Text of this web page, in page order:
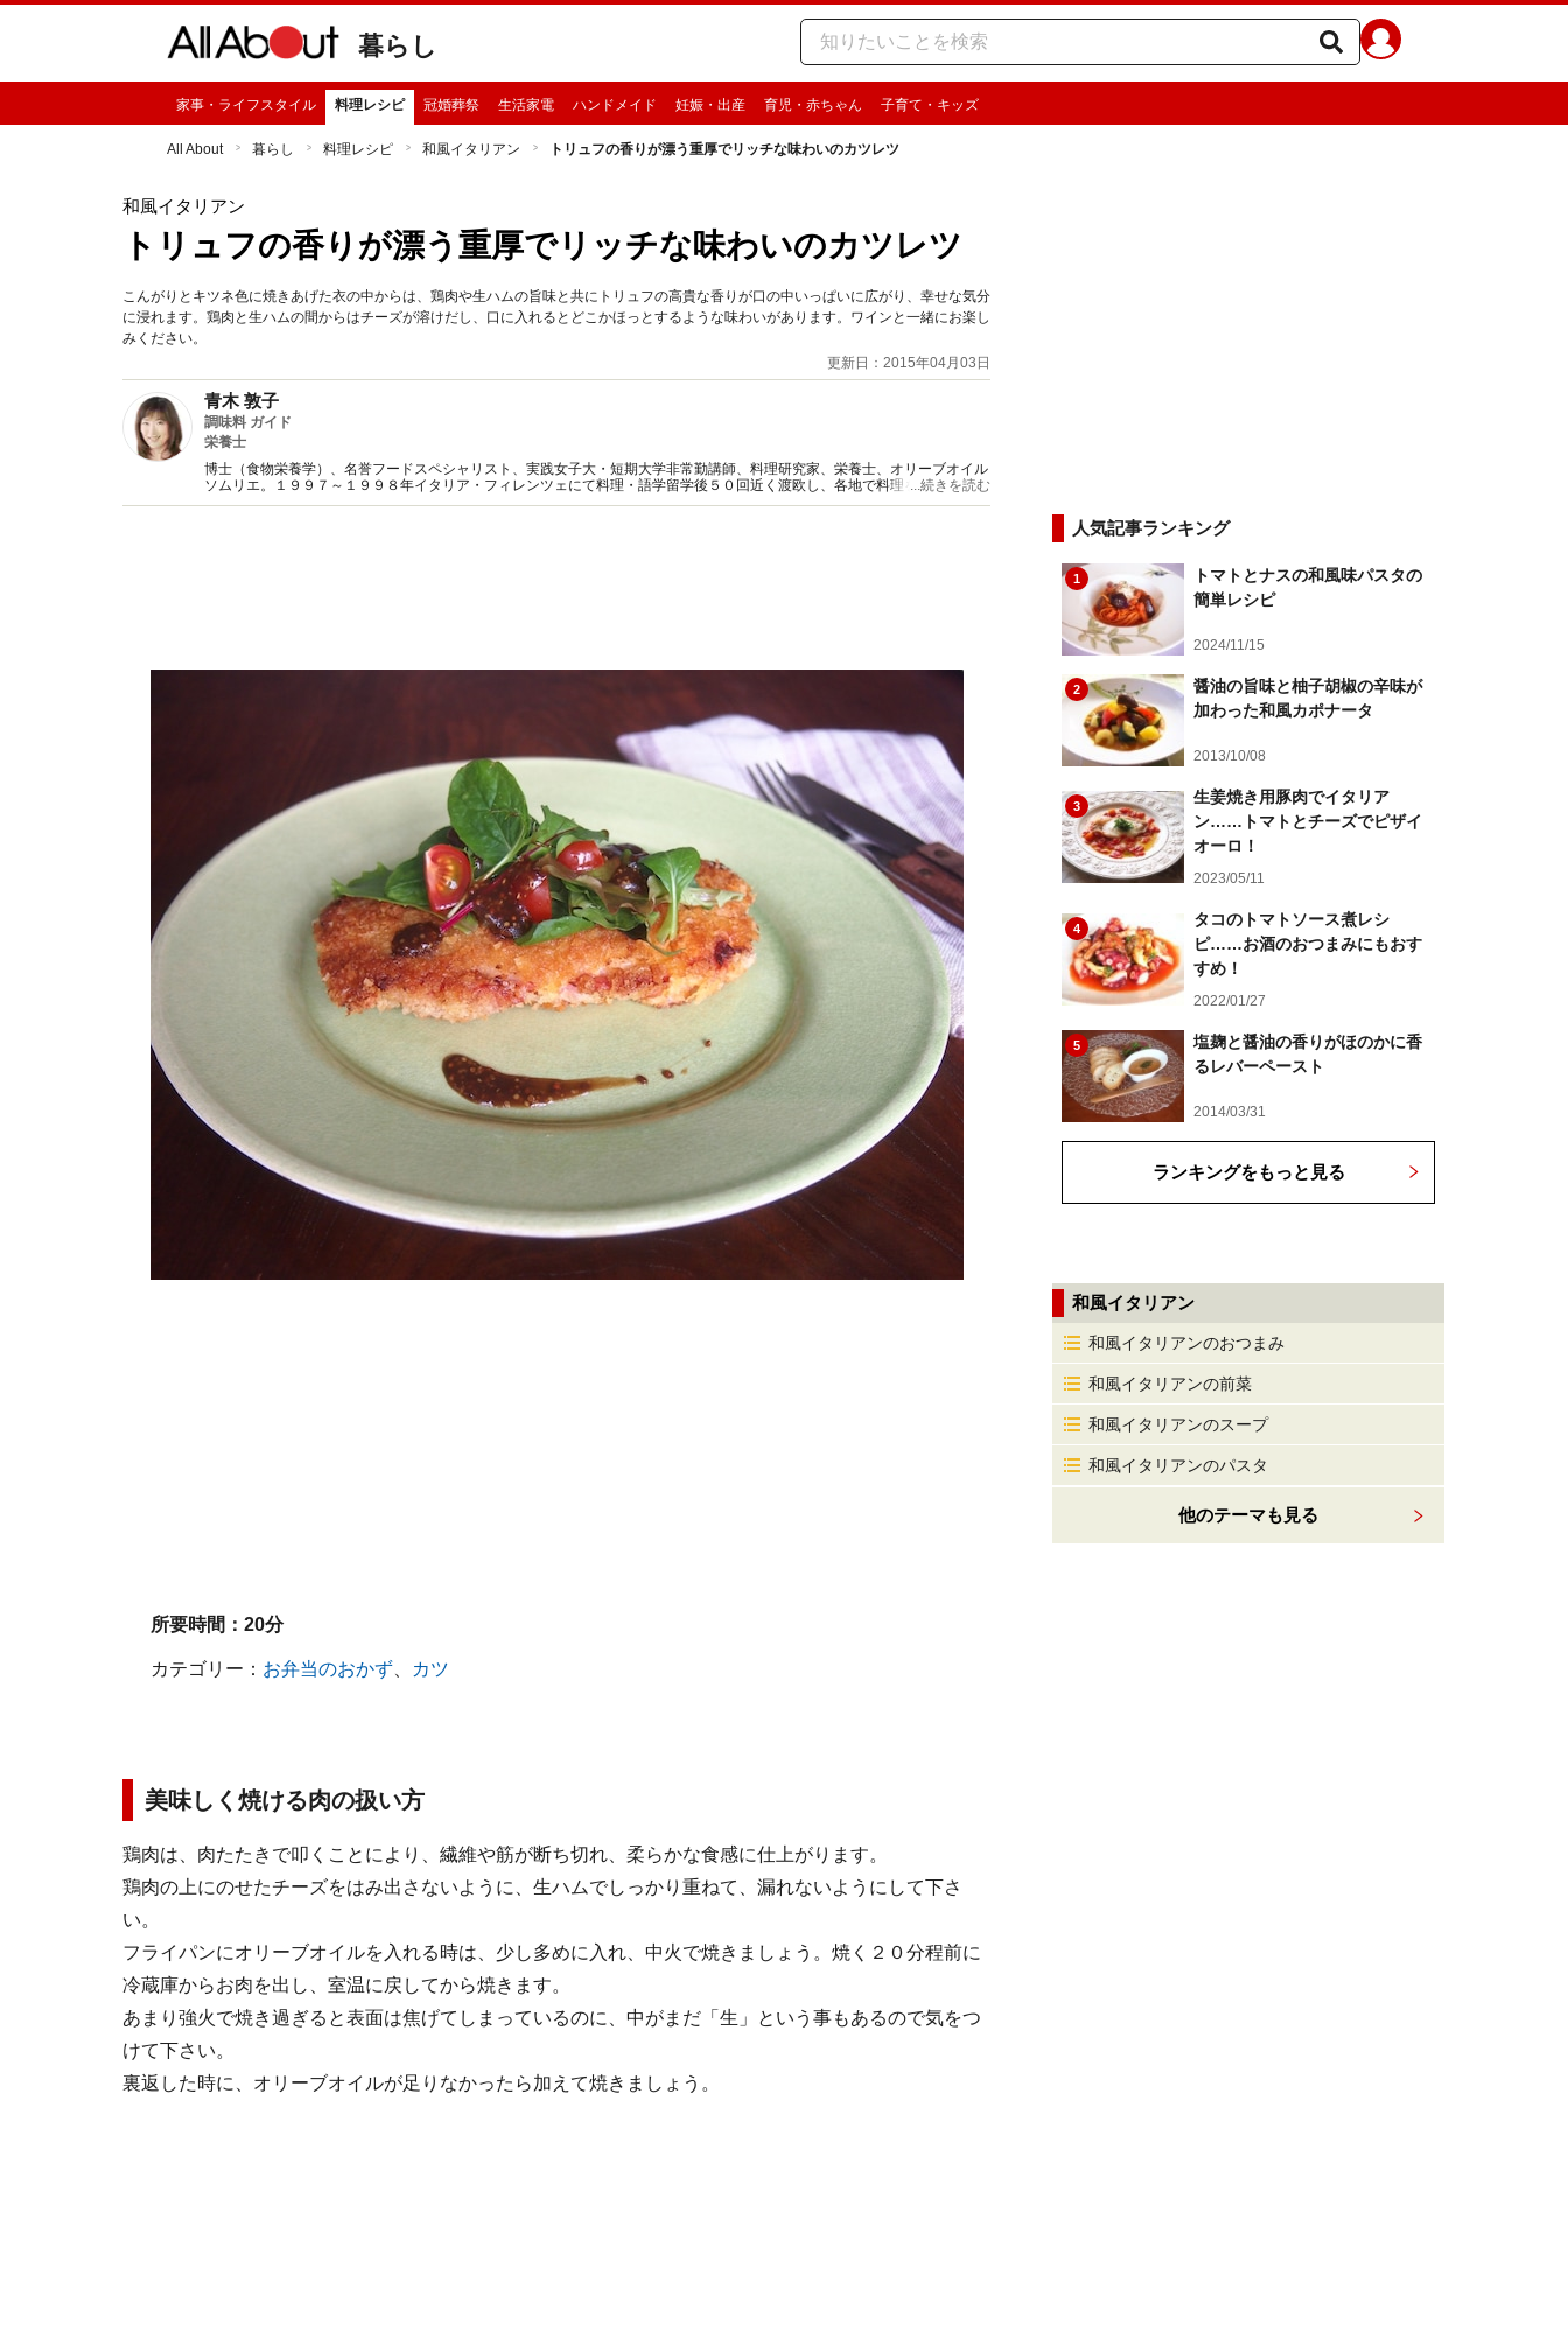
暮らし
家事・ライフスタイル 料理レシピ 冠婚葬祭 生活家電 ハンドメイド 妊娠・出産 育児・赤ちゃん 子育て・キッズ
All About 暮らし 料理レシピ 和風イタリアン トリュフの香りが漂う重厚でリッチな味わいのカツレツ
和風イタリアン
トリュフの香りが漂う重厚でリッチな味わいのカツレツ
こんがりとキツネ色に焼きあげた衣の中からは、鶏肉や生ハムの旨味と共にトリュフの高貴な香りが口の中いっぱいに広がり、幸せな気分
に浸れます。鶏肉と生ハムの間からはチーズが溶けだし、口に入れるとどこかほっとするような味わいがあります。ワインと一緒にお楽し
みください。
更新日：2015年04月03日
青木 敦子
調味料 ガイド
栄養士
博士（食物栄養学）、名誉フードスペシャリスト、実践女子大・短期大学非常勤講師、料理研究家、栄養士、オリーブオイル
ソムリエ。１９９７～１９９８年イタリア・フィレンツェにて料理・語学留学後５０回近く渡欧し、各地で料理を学ぶ。国内
外での出版著書は現在３１冊。セミナー講師・講演・テレビ出演など幅広く活動中。
...続きを読む
所要時間： 20分
カテゴリー： お弁当のおかず、 カツ
美味しく焼ける肉の扱い方
鶏肉は、肉たたきで叩くことにより、繊維や筋が断ち切れ、柔らかな食感に仕上がります。
鶏肉の上にのせたチーズをはみ出さないように、生ハムでしっかり重ねて、漏れないようにして下さ
い。
フライパンにオリーブオイルを入れる時は、少し多めに入れ、中火で焼きましょう。焼く２０分程前に
冷蔵庫からお肉を出し、室温に戻してから焼きます。
あまり強火で焼き過ぎると表面は焦げてしまっているのに、中がまだ「生」という事もあるので気をつ
けて下さい。
裏返した時に、オリーブオイルが足りなかったら加えて焼きましょう。
人気記事ランキング
1
トマトとナスの和風味パスタの
簡単レシピ
2024/11/15
2
醤油の旨味と柚子胡椒の辛味が
加わった和風カポナータ
2013/10/08
3
生姜焼き用豚肉でイタリア
ン……トマトとチーズでピザイ
オーロ！
2023/05/11
4
タコのトマトソース煮レシ
ピ……お酒のおつまみにもおす
すめ！
2022/01/27
5
塩麹と醤油の香りがほのかに香
るレバーペースト
2014/03/31
ランキングをもっと見る
和風イタリアン
和風イタリアンのおつまみ
和風イタリアンの前菜
和風イタリアンのスープ
和風イタリアンのパスタ
他のテーマも見る